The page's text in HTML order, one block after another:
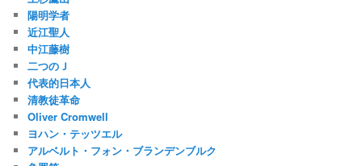
陽明学者
近江聖人
中江藤樹
二つのＪ
代表的日本人
清教徒革命
Oliver Cromwell
ヨハン・テッツエル
アルベルト・フォン・ブランデンブルク